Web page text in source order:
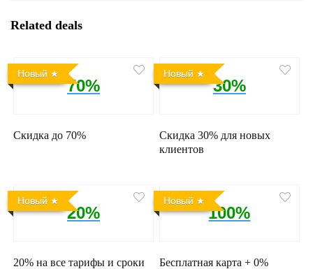
Related deals
Новый
70%
Скидка до 70%
Новый
30%
Скидка 30% для новых
клиентов
Новый
20%
20% на все тарифы и сроки
Новый
100%
Бесплатная карта + 0%